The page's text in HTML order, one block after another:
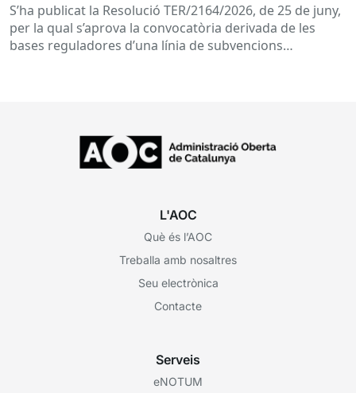
S’ha publicat la Resolució TER/2164/2026, de 25 de juny,
per la qual s’aprova la convocatòria derivada de les
bases reguladores d’una línia de subvencions
L'AOC
Què és l’AOC
Treballa amb nosaltres
Seu electrònica
Contacte
Serveis
eNOTUM